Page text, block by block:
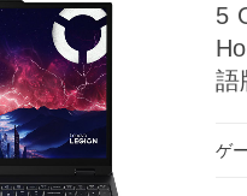
5
語
ゲ